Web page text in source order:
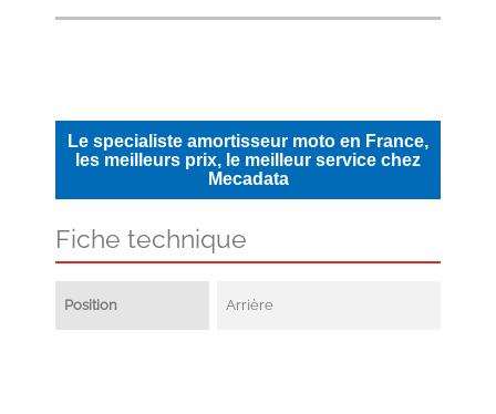
Le specialiste amortisseur moto en France,
les meilleurs prix, le meilleur service chez
Mecadata
Fiche technique
Position Arrière